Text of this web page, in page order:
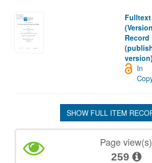
Fulltext
Record
In
SHOW FULL ITEM
Page view(s)
259